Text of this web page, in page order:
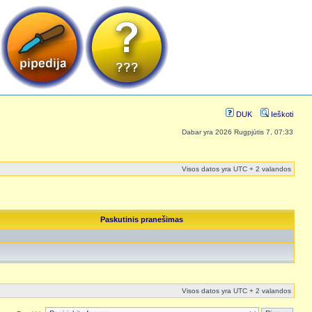
DUK Ieškoti
Dabar yra 2026 Rugpjūtis 7, 07:33
Visos datos yra UTC + 2 valandos
Paskutinis pranešimas
Visos datos yra UTC + 2 valandos